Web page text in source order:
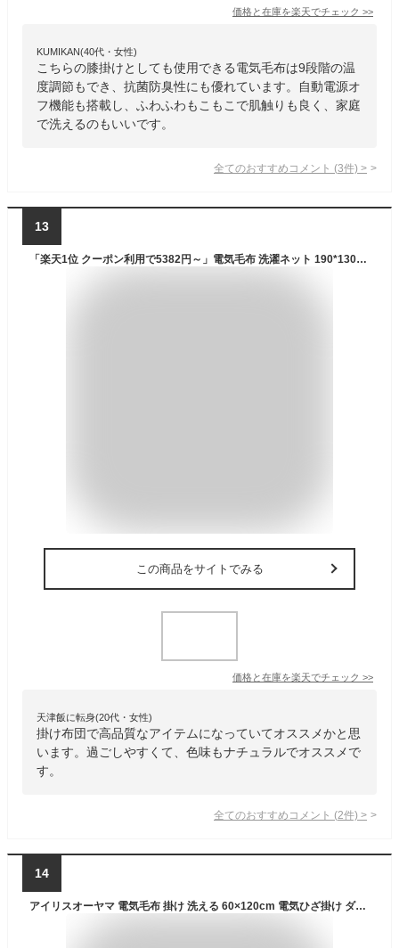
価格と在庫を楽天でチェック >>
KUMIKAN(40代・女性)
こちらの膝掛けとしても使用できる電気毛布は9段階の温
度調節もでき、抗菌防臭性にも優れています。自動電源オ
フ機能も搭載し、ふわふわもこもこで肌触りも良く、家庭
で洗えるのもいいです。
全てのおすすめコメント (3件) >
13
「楽天1位 クーポン利用で5382円～」電気毛布 洗濯ネット 190*130cm 140＊80cm毛布 掛け敷き 洗える 1-10時間 タイマー付き 8段階温度 抗菌防臭 ダニ退治 自動電源オフ 丸洗い 電気ひざ掛け 肩掛け 膝掛け 毛布 電気ブランケット 掛けもこもこ毛布
この商品をサイトでみる
価格と在庫を楽天でチェック >>
天津飯に転身(20代・女性)
掛け布団で高品質なアイテムになっていてオススメかと思
います。過ごしやすくて、色味もナチュラルでオススメで
す。
全てのおすすめコメント (2件) >
14
アイリスオーヤマ 電気毛布 掛け 洗える 60×120cm 電気ひざ掛け ダニ退治 セミダブル ダブル キャンプ 節電 省エネ スライド温度調整 掛け毛布 EBK-1206-ZR 赤×黒チェック